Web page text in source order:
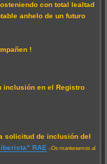
con total lealtad
anhelo de un futuro
!
inclusión en el Registro
solicitud de inclusión del
RAE -Os mantenemos al